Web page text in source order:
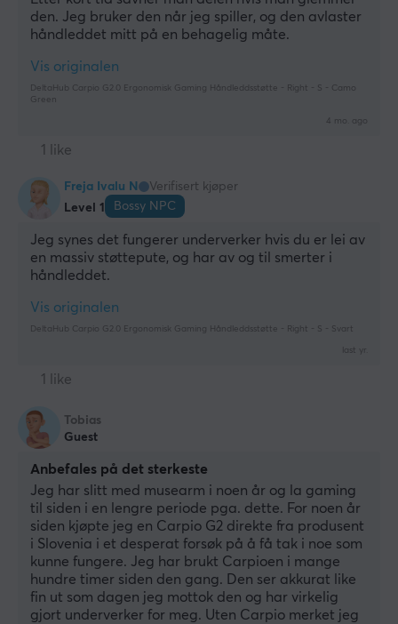
den. Jeg bruker den når jeg spiller, og den avlaster
håndleddet mitt på en behagelig måte.
Vis originalen
DeltaHub Carpio G2.0 Ergonomisk Gaming Håndleddsstøtte - Right - S - Camo
Green
4 mo. ago
1 like
Freja Ivalu N
Verifisert kjøper
Level 1
Bossy NPC
Jeg synes det fungerer underverker hvis du er lei av
en massiv støttepute, og har av og til smerter i
håndleddet.
Vis originalen
DeltaHub Carpio G2.0 Ergonomisk Gaming Håndleddsstøtte - Right - S - Svart
last yr.
1 like
Tobias
Guest
Anbefales på det sterkeste
Jeg har slitt med musearm i noen år og la gaming
til siden i en lengre periode pga. dette. For noen år
siden kjøpte jeg en Carpio G2 direkte fra produsent
i Slovenia i et desperat forsøk på å få tak i noe som
kunne fungere. Jeg har brukt Carpioen i mange
hundre timer siden den gang. Den ser akkurat like
fin ut som dagen jeg mottok den og har virkelig
gjort underverker for meg. Uten Carpio merket jeg